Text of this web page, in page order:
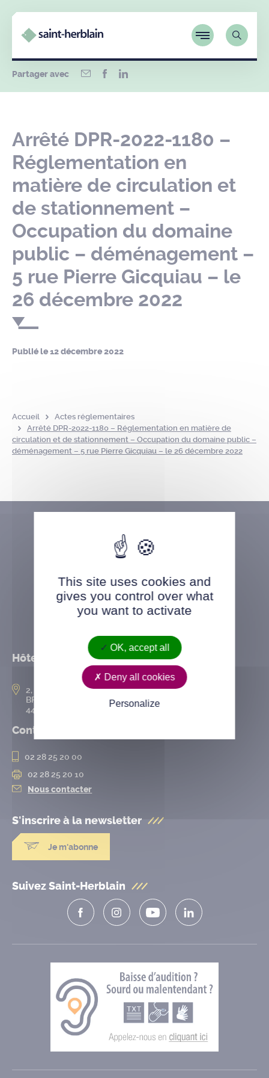
Partager avec
Arrêté DPR-2022-1180 –
Réglementation en
matière de circulation et
de stationnement –
Occupation du domaine
public – déménagement –
5 rue Pierre Gicquiau – le
26 décembre 2022
Publié le12 décembre 2022
Accueil
Actes réglementaires
Arrêté DPR-2022-1180 – Réglementation en matière de
circulation et de stationnement – Occupation du domaine public –
déménagement – 5 rue Pierre Gicquiau – le 26 décembre 2022
Hôtel de ville
2, rue de l’Hôtel-de-Ville
BP 50167
44802 Saint-Herblain cedex
Contact
02 28 25 20 00
02 28 25 20 10
Nous contacter
S'inscrire à la newsletter
Je m'abonne
Suivez Saint-Herblain
This site uses cookies and
gives you control over what
you want to activate
OK, accept all
Deny all cookies
Personalize